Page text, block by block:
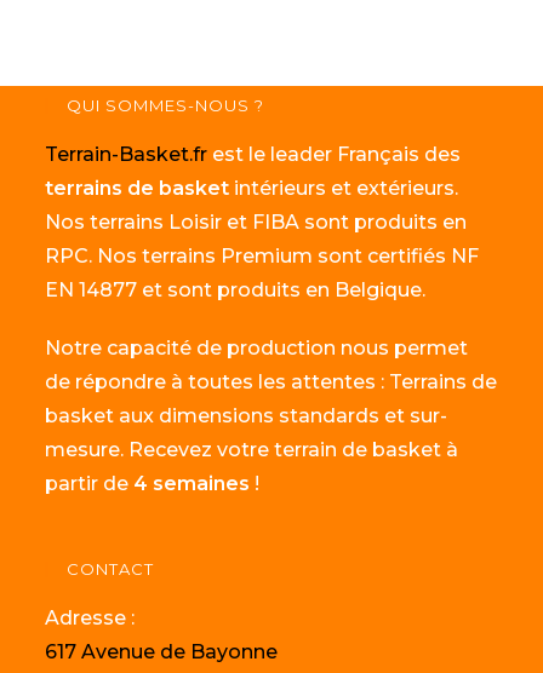
QUI SOMMES-NOUS ?
Terrain-Basket.fr est le leader Français des
terrains de basket intérieurs et extérieurs.
Nos terrains Loisir et FIBA sont produits en
RPC. Nos terrains Premium sont certifiés NF
EN 14877 et sont produits en Belgique.
Notre capacité de production nous permet
de répondre à toutes les attentes : Terrains de
basket aux dimensions standards et sur-
mesure. Recevez votre terrain de basket à
partir de 4 semaines !
CONTACT
Adresse :
617 Avenue de Bayonne